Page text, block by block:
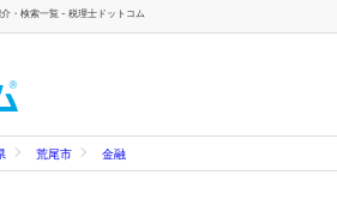
・検索一覧 - 税理士ドットコム
荒尾市 金融